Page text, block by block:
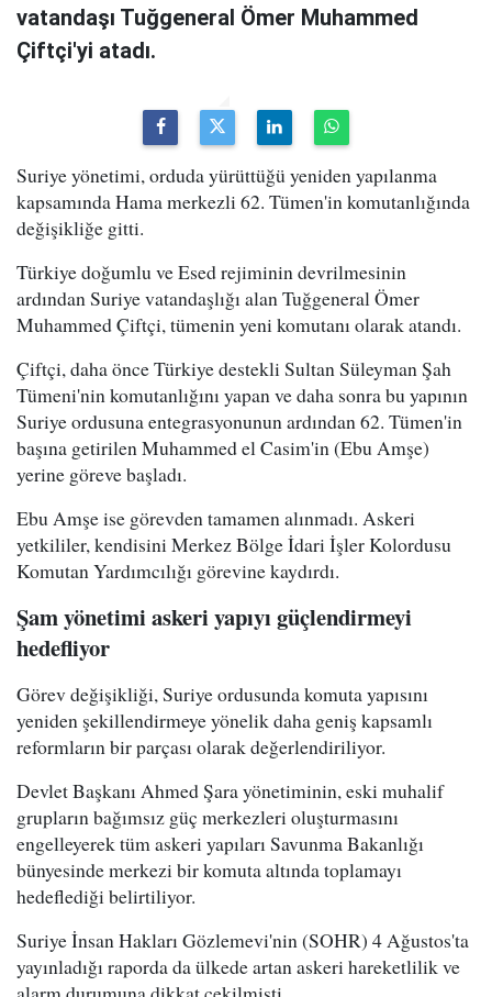
vatandaşı Tuğgeneral Ömer Muhammed
Çiftçi'yi atadı.
Suriye yönetimi, orduda yürüttüğü yeniden yapılanma
kapsamında Hama merkezli 62. Tümen'in komutanlığında
değişikliğe gitti.
Türkiye doğumlu ve Esed rejiminin devrilmesinin
ardından Suriye vatandaşlığı alan Tuğgeneral Ömer
Muhammed Çiftçi, tümenin yeni komutanı olarak atandı.
Çiftçi, daha önce Türkiye destekli Sultan Süleyman Şah
Tümeni'nin komutanlığını yapan ve daha sonra bu yapının
Suriye ordusuna entegrasyonunun ardından 62. Tümen'in
başına getirilen Muhammed el Casim'in (Ebu Amşe)
yerine göreve başladı.
Ebu Amşe ise görevden tamamen alınmadı. Askeri
yetkililer, kendisini Merkez Bölge İdari İşler Kolordusu
Komutan Yardımcılığı görevine kaydırdı.
Şam yönetimi askeri yapıyı güçlendirmeyi
hedefliyor
Görev değişikliği, Suriye ordusunda komuta yapısını
yeniden şekillendirmeye yönelik daha geniş kapsamlı
reformların bir parçası olarak değerlendiriliyor.
Devlet Başkanı Ahmed Şara yönetiminin, eski muhalif
grupların bağımsız güç merkezleri oluşturmasını
engelleyerek tüm askeri yapıları Savunma Bakanlığı
bünyesinde merkezi bir komuta altında toplamayı
hedeflediği belirtiliyor.
Suriye İnsan Hakları Gözlemevi'nin (SOHR) 4 Ağustos'ta
yayınladığı raporda da ülkede artan askeri hareketlilik ve